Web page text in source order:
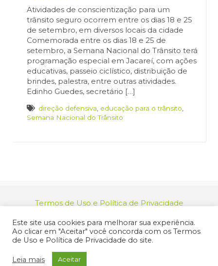
Atividades de conscientização para um
trânsito seguro ocorrem entre os dias 18 e 25
de setembro, em diversos locais da cidade
Comemorada entre os dias 18 e 25 de
setembro, a Semana Nacional do Trânsito terá
programação especial em Jacareí, com ações
educativas, passeio ciclístico, distribuição de
brindes, palestra, entre outras atividades.
Edinho Guedes, secretário […]
direção defensiva educação para o trânsito
Semana Nacional do Trânsito
Termos de Uso e Política de Privacidade
46.694.139/0001-83 | (12) 3955-9000
Endereço: Praça dos Três Poderes, 73 - Centro -
Jacareí/SP - CEP 12327-170
Este site usa cookies para melhorar sua experiência.
Ao clicar em "Aceitar" você concorda com os Termos
de Uso e Política de Privacidade do site.
Leia mais Aceitar